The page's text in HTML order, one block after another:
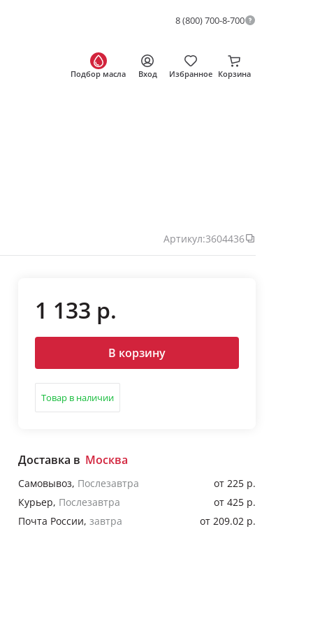
8 (800) 700-8-700
Подбор масла Вход Избранное Корзина
Артикул:3604436
1 133 р.
В корзину
Товар в наличии
Доставка в Москва
Самовывоз, Послезавтра
от 225 р.
Курьер, Послезавтра
от 425 р.
Почта России, завтра от 209.02 р.